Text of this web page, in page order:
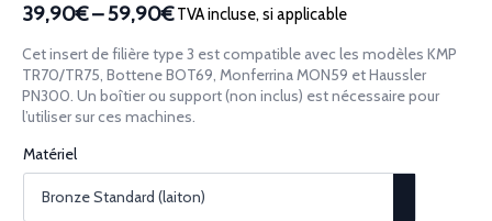
39,90€–59,90€
Plage
de
prix :
39,90€
à
59,90€
TVA incluse, si applicable
Cet insert de filière type 3 est compatible avec les modèles KMP
TR70/TR75, Bottene BOT69, Monferrina MON59 et Haussler
PN300. Un boîtier ou support (non inclus) est nécessaire pour
l’utiliser sur ces machines.
Matériel